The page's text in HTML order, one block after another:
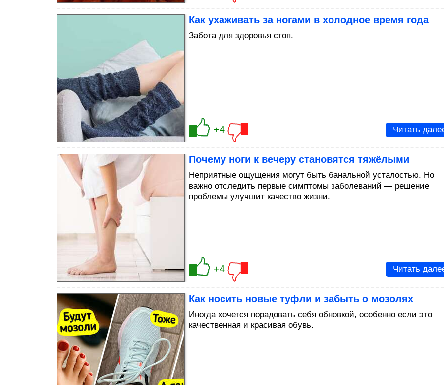
Как ухаживать за ногами в холодное время года
Забота для здоровья стоп.
+4 Читать
Почему ноги к вечеру становятся тяжёлыми
Неприятные ощущения могут быть банальной усталостью. Но
важно отследить первые симптомы заболеваний — решение
проблемы улучшит качество жизни.
+4 Читать
Как носить новые туфли и забыть о мозолях
Иногда хочется порадовать себя обновкой, особенно если это
качественная и красивая обувь.